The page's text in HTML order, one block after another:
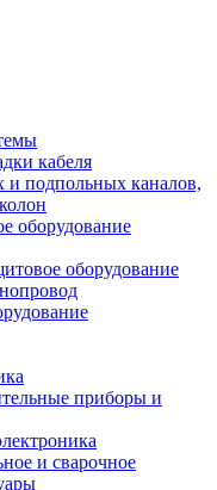
кабеля
подпольных каналов,
оборудование
оборудование
приборы и
и сварочное